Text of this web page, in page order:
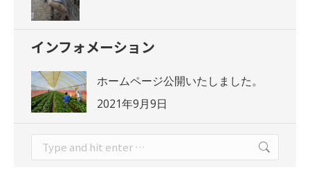
インフォメーション
ホームページ公開いたしました。
2021年9月9日
Search: